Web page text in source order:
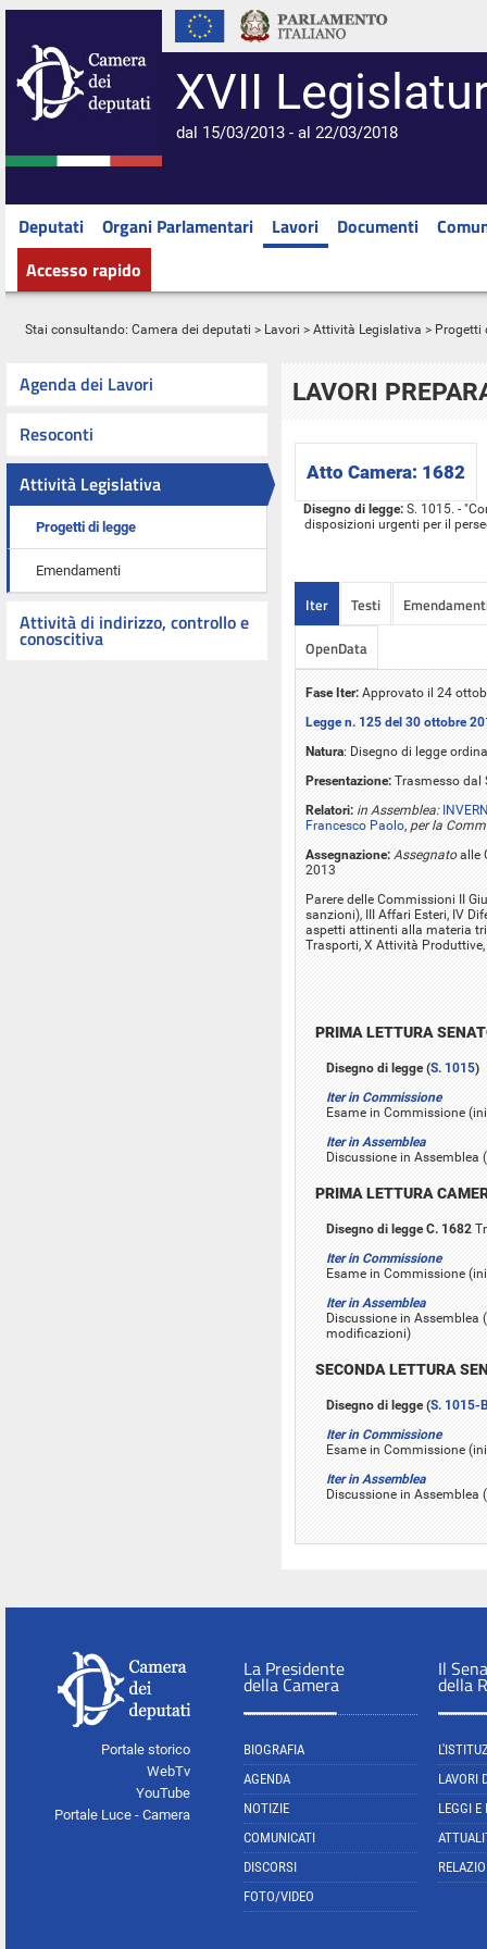
XVII
dal 15/03/2013 - al 22/03/2018
Deputati Organi Parlamentari Lavori Documenti
Accesso rapido
Stai consultando: Camera dei deputati > Lavori > Attività Legislativa > Progetti
Agenda dei Lavori
Resoconti
Attività Legislativa
Progetti di legge
Emendamenti
Attività di indirizzo, controllo e
conoscitiva
LAVORI
Atto Camera: 1682
Disegno di legge:S. 1015. -
disposizioni urgenti per il
Iter Testi
OpenData
Fase Iter: Approvato il 24
Legge n. 125 del 30 ottobre
Natura: Disegno di legge
Presentazione: Trasmesso dal
Relatori: in Assemblea:
Francesco Paolo, per la
Assegnazione: Assegnatoalle
2013
Parere delle Commissioni II
sanzioni), III Affari Esteri, IV
aspetti attinenti alla materia
Trasporti, X Attività
PRIMA LETTURA
Disegno di legge (S. 1015)
Iter in Commissione
Esame in Commissione
Iter in Assemblea
Discussione in
PRIMA LETTURA
Disegno di legge C. 1682
Iter in Commissione
Esame in Commissione
Iter in Assemblea
Discussione in
modificazioni)
SECONDA LETTURA
Disegno di legge (S. 1015-
Iter in Commissione
Esame in Commissione
Iter in Assemblea
Discussione in
Portale storico
WebTv
YouTube
Portale Luce - Camera
La Presidente
della Camera
BIOGRAFIA
AGENDA
NOTIZIE
COMUNICATI
DISCORSI
FOTO/VIDEO
Il
della
LAVORI
LEGGI E